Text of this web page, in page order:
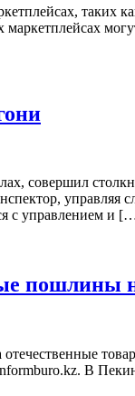
таких
совершил
с управлением и
пошлины
В